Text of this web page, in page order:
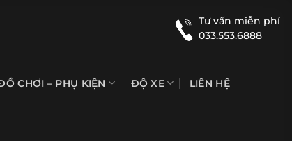
Tư vấn miễn phí
033.553.6888
CHƠI – PHỤ KIỆN ĐỘ XE LIÊN HỆ